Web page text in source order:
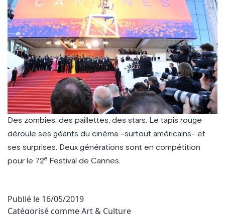
Des zombies, des paillettes, des stars. Le tapis rouge
déroule ses géants du cinéma –surtout américains- et
ses surprises. Deux générations sont en compétition
pour le 72e Festival de Cannes.
Publié le 16/05/2019
Catégorisé commeArt & Culture